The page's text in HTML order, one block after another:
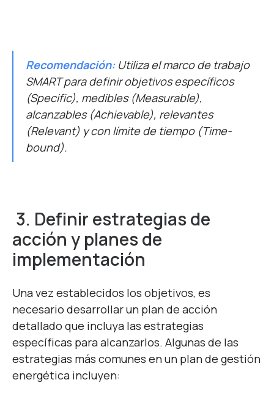
Recomendación: Utiliza el marco de trabajo
SMART para definir objetivos específicos
(Specific), medibles (Measurable),
alcanzables (Achievable), relevantes
(Relevant) y con límite de tiempo (Time-
bound).
3. Definir estrategias de
acción y planes de
implementación
Una vez establecidos los objetivos, es
necesario desarrollar un plan de acción
detallado que incluya las estrategias
específicas para alcanzarlos. Algunas de las
estrategias más comunes en un plan de gestión
energética incluyen: